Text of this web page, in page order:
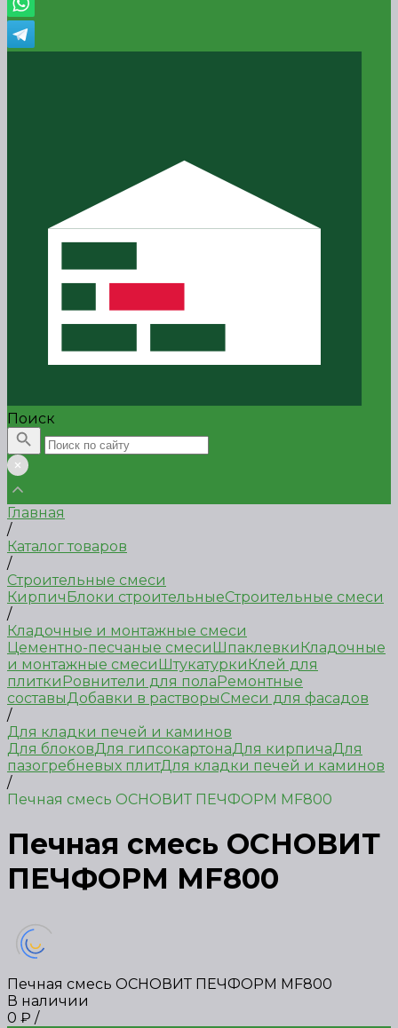
Поиск
Главная
/
Каталог товаров
/
Строительные смеси
КирпичБлоки строительныеСтроительные смеси
/
Кладочные и монтажные смеси
Цементно-песчаные смесиШпаклевкиКладочные
и монтажные смесиШтукатуркиКлей для
плиткиРовнители для полаРемонтные
составыДобавки в растворыСмеси для фасадов
/
Для кладки печей и каминов
Для блоковДля гипсокартонаДля кирпичаДля
пазогребневых плитДля кладки печей и каминов
/
Печная смесь ОСНОВИТ ПЕЧФОРМ MF800
Печная смесь ОСНОВИТ
ПЕЧФОРМ MF800
Печная смесь ОСНОВИТ ПЕЧФОРМ MF800
В наличии
0 ₽ /